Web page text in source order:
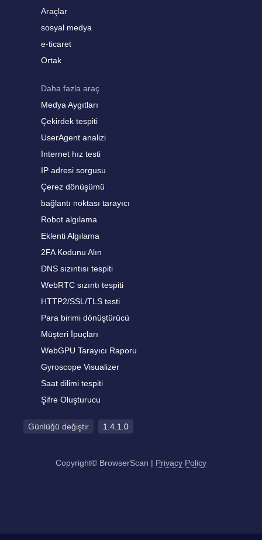
Araçlar
sosyal medya
e-ticaret
Ortak
Daha fazla araç
Medya Aygıtları
Çekirdek tespiti
UserAgent analizi
İnternet hız testi
IP adresi sorgusu
Çerez dönüşümü
bağlantı noktası tarayıcı
Robot algılama
Eklenti Algılama
2FA Kodunu Alın
DNS sızıntısı tespiti
WebRTC sızıntı tespiti
HTTP2/SSL/TLS testi
Para birimi dönüştürücü
Müşteri İpuçları
WebGPU Tarayıcı Raporu
Gyroscope Visualizer
Saat dilimi tespiti
Şifre Oluşturucu
Günlüğü değiştir 1.4.1.0
Copyright© BrowserScan | Privacy Policy